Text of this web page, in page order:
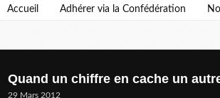
Accueil Adhérer via la Confédération
Quand un chiffre en cache un
29 Mars 2012